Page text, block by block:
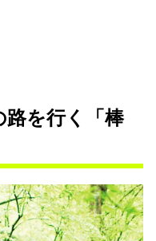
を行く「棒